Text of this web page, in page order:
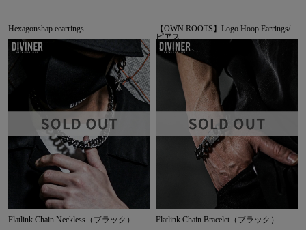
Hexagonshap eearrings
【OWN ROOTS】Logo Hoop Earrings/
ピアス
Flatlink Chain Neckless（ブラック） Flatlink Chain Bracelet（ブラック）